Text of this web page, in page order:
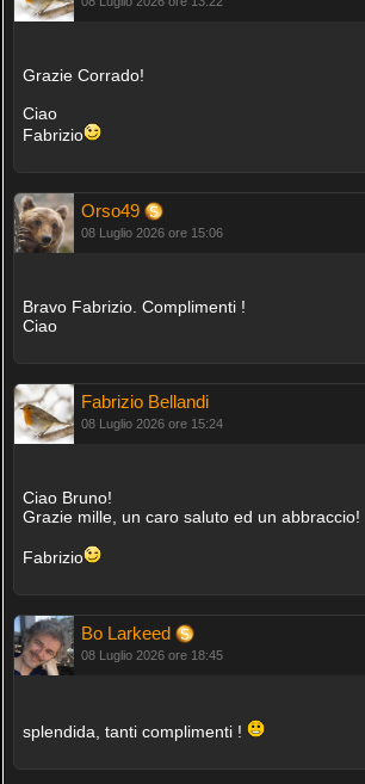
Grazie Corrado!
Ciao
Fabrizio
Orso49
08 Luglio 2026 ore 15:06
Bravo Fabrizio. Complimenti !
Ciao
Fabrizio Bellandi
08 Luglio 2026 ore 15:24
Ciao Bruno!
Grazie mille, un caro saluto ed un abbraccio!
Fabrizio
Bo Larkeed
08 Luglio 2026 ore 18:45
splendida, tanti complimenti !